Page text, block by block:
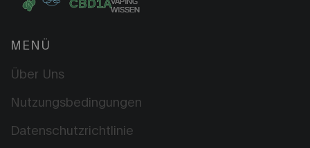
MENÜ
Über Uns
Nutzungsbedingungen
Datenschutzrichtlinie